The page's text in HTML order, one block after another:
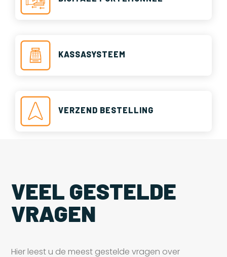
KASSASYSTEEM
VERZEND BESTELLING
VEEL GESTELDE
VRAGEN
Hier leest u de meest gestelde vragen over